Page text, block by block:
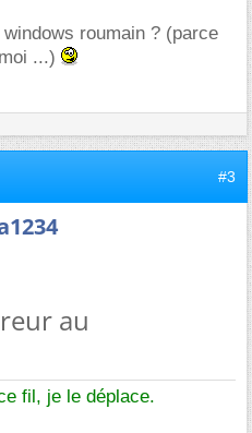
roumain ? (parce
...)
#3
au
fil, je le déplace.